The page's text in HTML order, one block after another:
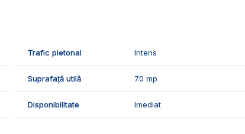
Trafic pietonal Intens
Suprafață utilă 70 mp
Disponibilitate Imediat